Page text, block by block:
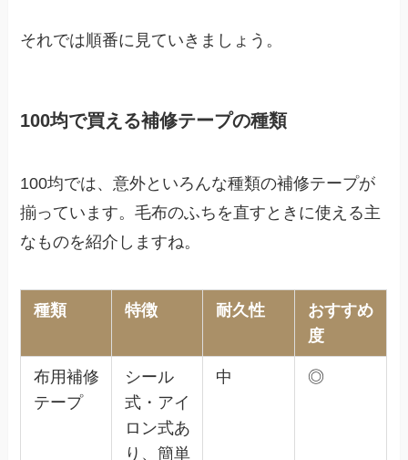
それでは順番に見ていきましょう。
100均で買える補修テープの種類
100均では、意外といろんな種類の補修テープが
揃っています。毛布のふちを直すときに使える主
なものを紹介しますね。
種類 特徴 耐久性
おすすめ
度
布用補修
テープ
シール
式・アイ
ロン式あ
り、簡単
中 ◎